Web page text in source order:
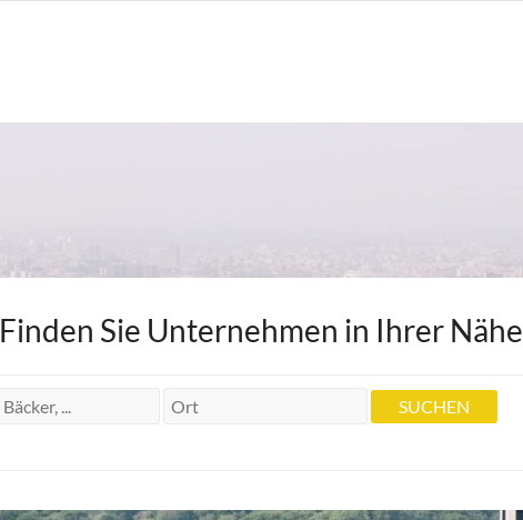
Finden Sie Unternehmen in Ihrer Nähe